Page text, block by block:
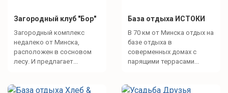
Несвижский замок
Здание типографии
Фарны Касцел
Загородный клуб "Бор"
Загородный комплекс
недалеко от Минска,
расположен в сосновом
лесу. И предлагает...
База отдыха ИСТОКИ
В 70 км от Минска отдых на
базе отдыха в
соверменных домах с
парящими террасами...